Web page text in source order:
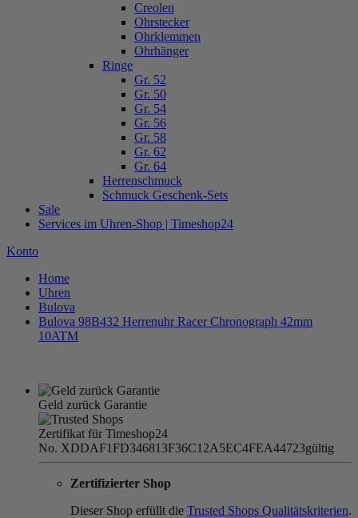
Creolen
Ohrstecker
Ohrklemmen
Ohrhänger
Ringe
Gr. 52
Gr. 50
Gr. 54
Gr. 56
Gr. 58
Gr. 62
Gr. 64
Herrenschmuck
Schmuck Geschenk-Sets
Sale
Services im Uhren-Shop | Timeshop24
Konto
Home
Uhren
Bulova
Bulova 98B432 Herrenuhr Racer Chronograph 42mm
10ATM
Geld zurück Garantie
Zertifikat für Timeshop24
No. XDDAF1FD346813F36C12A5EC4FEA44723gültig
Zertifizierter Shop
Dieser Shop erfüllt die Trusted Shops Qualitätskriterien.